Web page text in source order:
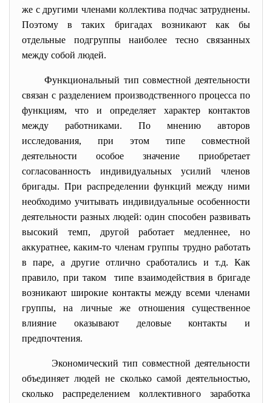
же с другими членами коллектива подчас затруднены.
Поэтому в таких бригадах возникают как бы
отдельные подгруппы наиболее тесно связанных
между собой людей.
Функциональный тип совместной деятельности
связан с разделением производственного процесса по
функциям, что и определяет характер контактов
между работниками. По мнению авторов
исследования, при этом типе совместной
деятельности особое значение приобретает
согласованность индивидуальных усилий членов
бригады. При распределении функций между ними
необходимо учитывать индивидуальные особенности
деятельности разных людей: один способен развивать
высокий темп, другой работает медленнее, но
аккуратнее, каким-то членам группы трудно работать
в паре, а другие отлично сработались и т.д. Как
правило, при таком типе взаимодействия в бригаде
возникают широкие контакты между всеми членами
группы, на личные же отношения существенное
влияние оказывают деловые контакты и
предпочтения.
Экономический тип совместной деятельности
объединяет людей не сколько самой деятельностью,
сколько распределением коллективного заработка